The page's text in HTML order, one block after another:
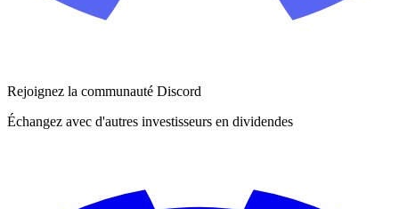
Rejoignez la communauté Discord
Échangez avec d'autres investisseurs en dividendes